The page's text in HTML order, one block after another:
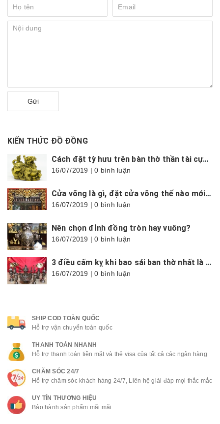
Gửi
KIẾN THỨC ĐỒ ĐỒNG
Cách đặt tỳ hưu trên bàn thờ thần tài cực chuẩn, hợp phong thủy
16/07/2019 | 0 bình luận
Cửa võng là gì, đặt cửa võng thế nào mới đúng?
16/07/2019 | 0 bình luận
Nên chọn đỉnh đồng tròn hay vuông?
16/07/2019 | 0 bình luận
3 điều cấm kỵ khi bao sái ban thờ nhất là trong tháng cô hồn
16/07/2019 | 0 bình luận
SHIP COD TOÀN QUỐC
Hỗ trợ vận chuyển toàn quốc
THANH TOÁN NHANH
Hỗ trợ thanh toán tiền mặt và thẻ visa của tất cả các ngân hàng
CHĂM SÓC 24/7
Hỗ trợ chăm sóc khách hàng 24/7, Liên hệ giải đáp mọi thắc mắc
UY TÍN THƯƠNG HIỆU
Bảo hành sản phẩm mãi mãi